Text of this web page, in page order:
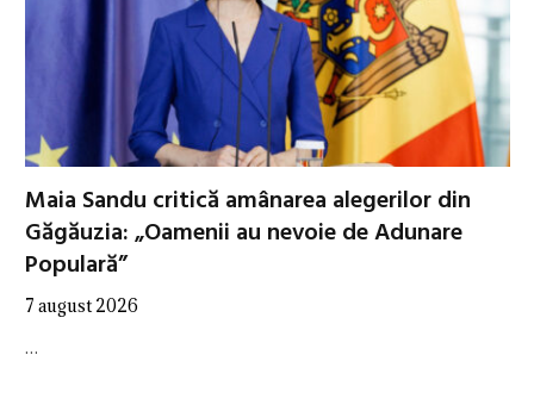
Maia Sandu critică amânarea alegerilor din
Găgăuzia: „Oamenii au nevoie de Adunare
Populară”
7 august 2026
…